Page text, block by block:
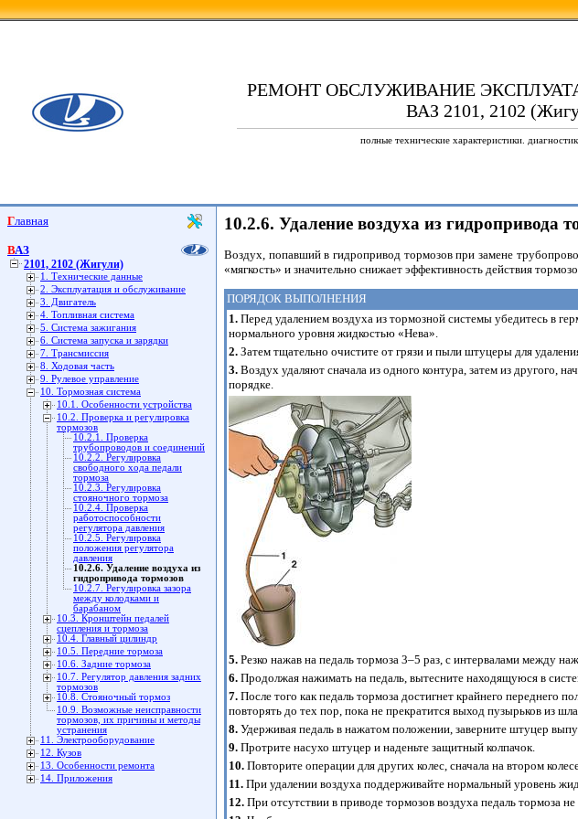
РЕМОНТ ОБСЛУЖИВАНИЕ
ВАЗ 2101, 2102
полные технические характеристики.
Главная
ВАЗ
2101, 2102 (Жигули)
1. Технические данные
2. Эксплуатация и обслуживание
3. Двигатель
4. Топливная система
5. Система зажигания
6. Система запуска и зарядки
7. Трансмиссия
8. Ходовая часть
9. Рулевое управление
10. Тормозная система
10.1. Особенности устройства
10.2. Проверка и регулировка
тормозов
10.2.1. Проверка
трубопроводов и соединений
10.2.2. Регулировка
свободного хода педали
тормоза
10.2.3. Регулировка
стояночного тормоза
10.2.4. Проверка
работоспособности
регулятора давления
10.2.5. Регулировка
положения регулятора
давления
10.2.6. Удаление воздуха из
гидропривода тормозов
10.2.7. Регулировка зазора
между колодками и
барабаном
10.3. Кронштейн педалей
сцепления и тормоза
10.4. Главный цилиндр
10.5. Передние тормоза
10.6. Задние тормоза
10.7. Регулятор давления задних
тормозов
10.8. Стояночный тормоз
10.9. Возможные неисправности
тормозов, их причины и методы
устранения
11. Электрооборудование
12. Кузов
13. Особенности ремонта
14. Приложения
10.2.6. Удаление воздуха из гидропривода
Воздух, попавший в гидропривод тормозов при замене
«мягкость» и значительно снижает эффективность действия
ПОРЯДОК ВЫПОЛНЕНИЯ
1. Перед удалением воздуха из тормозной системы убедитесь в
нормального уровня жидкостью «Нева».
2. Затем тщательно очистите от грязи и пыли штуцеры для
3. Воздух удаляют сначала из одного контура, затем из другого,
порядке.
5. Резко нажав на педаль тормоза 3–5 раз, с интервалами между
6. Продолжая нажимать на педаль, вытесните находящуюся в
7. После того как педаль тормоза достигнет крайнего переднего
повторять до тех пор, пока не прекратится выход пузырьков из
8. Удерживая педаль в нажатом положении, заверните штуцер
9. Протрите насухо штуцер и наденьте защитный колпачок.
10. Повторите операции для других колес, сначала на втором
11. При удалении воздуха поддерживайте нормальный уровень
12. При отсутствии в приводе тормозов воздуха педаль тормоза